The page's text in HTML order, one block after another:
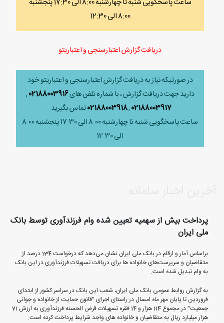
8:00 الی 12:30
دریافت گزارش اعتبارسنجی و اعتباریتو
در صورتیکه نیاز به دریافت گزارش اعتبارسنجی و اعتباریتو خود
دارید جهت دریافت گزارش ، با شماره تلفن های02188003916
,
02188003917
,
02188003918تماس بگیرید.
ساعت پاسخگویی شنبه تا چهارشنبه 8:00 الی 17:30 پنجشنبه 8:00
الی 12:30
پرداخت بیش از سهمیه تعیین شده وام فرزندآوری توسط بانک
ملی ایران
براساس آمار و ارقام در بانک ملی ایران نشان می‌دهد که درخواست 134 درصد از
متقاضیان و سرپرست‌های خانواده ها برای دریافت تسهیلات فرزندآوری در این بانک
به وام تبدیل شده است.
به گزارش روابط عمومی بانک ملی ایران، شعب این بانک در سراسر کشور از ابتدای
فروردین تا پایان مهر ماه امسال در راستای اجرای "قانون حمایت از خانواده و جوانی
جمعیت" در مجموع 114 هزار و 14 فقره تسهیلات قرض الحسنه فرزندآوری به ارزش 71
هزار میلیارد ریال به متقاضیان و خانواده های واجد شرایط پرداخت کرده است.